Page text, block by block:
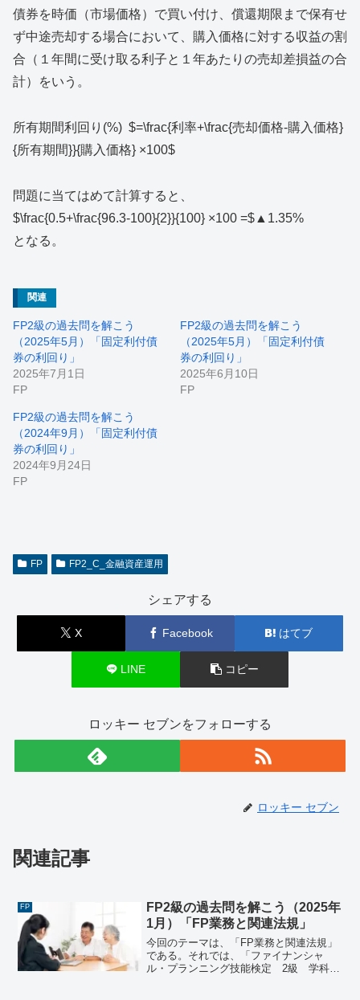
債券を時価（市場価格）で買い付け、償還期限まで保有せ
ず中途売却する場合において、購入価格に対する収益の割
合（１年間に受け取る利子と１年あたりの売却差損益の合
計）をいう。
所有期間利回り(%) $=\frac{利率+\frac{売却価格-購入価格}
{所有期間}}{購入価格} ×100$
問題に当てはめて計算すると、
$\frac{0.5+\frac{96.3-100}{2}}{100} ×100 =$▲1.35%
となる。
関連
FP2級の過去問を解こう
（2025年5月）「固定利付債
券の利回り」
2025年7月1日
FP
FP2級の過去問を解こう
（2025年5月）「固定利付債
券の利回り」
2025年6月10日
FP
FP2級の過去問を解こう
（2024年9月）「固定利付債
券の利回り」
2024年9月24日
FP
FP FP2_C_金融資産運用
シェアする
X Facebook はてブ
LINE コピー
ロッキー セブンをフォローする
ロッキー セブン
関連記事
FP
FP2級の過去問を解こう（2025年
1月）「FP業務と関連法規」
今回のテーマは、「FP業務と関連法規」
である。それでは、「ファイナンシャ
ル・プランニング技能検定 2級 学科試